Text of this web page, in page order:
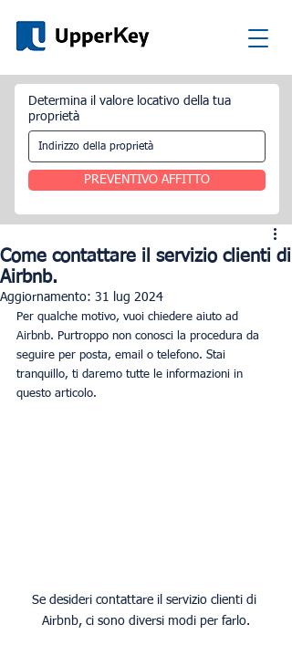
Determina il valore locativo della tua
proprietà
PREVENTIVO AFFITTO
Come contattare il servizio clienti di
Airbnb.
Aggiornamento: 31 lug 2024
Per qualche motivo, vuoi chiedere aiuto ad
Airbnb. Purtroppo non conosci la procedura da
seguire per posta, email o telefono. Stai
tranquillo, ti daremo tutte le informazioni in
questo articolo.
Se desideri contattare il servizio clienti di
Airbnb, ci sono diversi modi per farlo.